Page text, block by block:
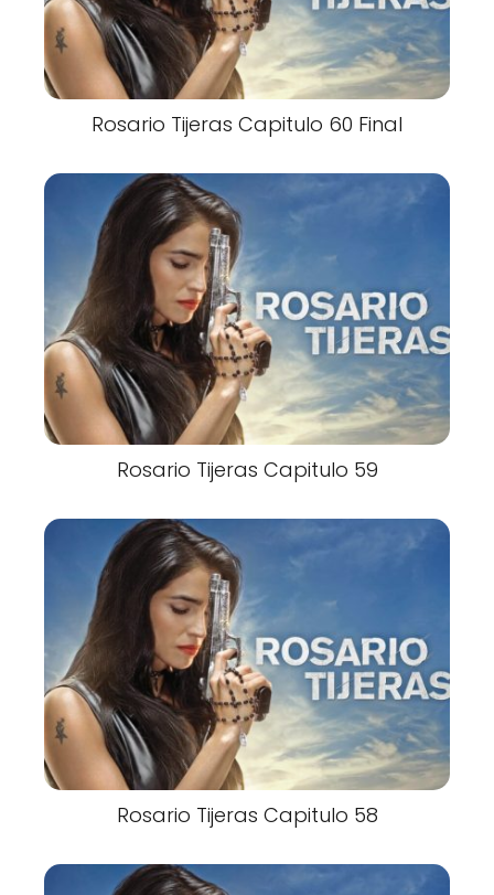
Rosario Tijeras Capitulo 60 Final
Rosario Tijeras Capitulo 59
Rosario Tijeras Capitulo 58